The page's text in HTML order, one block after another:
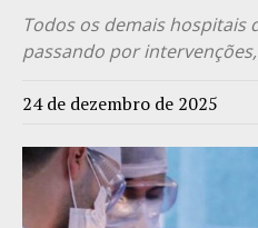
Todos os demais hospitais
passando por
24 de dezembro de 2025